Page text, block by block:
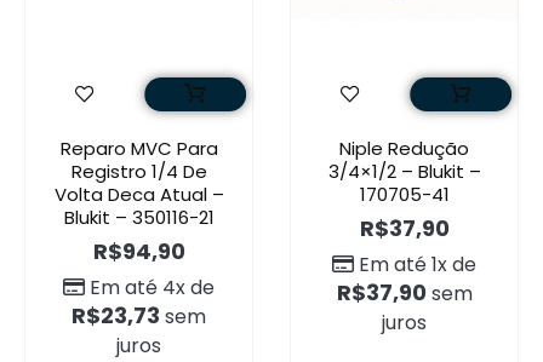
Reparo MVC Para
Registro 1/4 De
Volta Deca Atual –
Blukit – 350116-21
R$94,90
Em até 4x de
R$23,73 sem
juros
Niple Redução
3/4×1/2 – Blukit –
170705-41
R$37,90
Em até 1x de
R$37,90 sem
juros